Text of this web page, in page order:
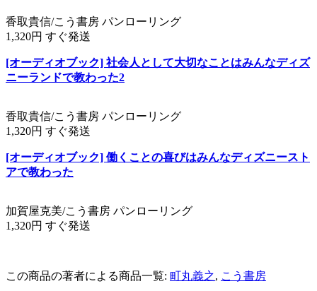
香取貴信/こう書房 パンローリング
1,320円 すぐ発送
[オーディオブック] 社会人として大切なことはみんなディズ
ニーランドで教わった2
香取貴信/こう書房 パンローリング
1,320円 すぐ発送
[オーディオブック] 働くことの喜びはみんなディズニースト
アで教わった
加賀屋克美/こう書房 パンローリング
1,320円 すぐ発送
この商品の著者による商品一覧: 町丸義之, こう書房